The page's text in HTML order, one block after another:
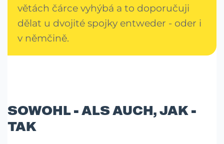
větách čárce vyhýbá a to doporučuji
dělat u dvojité spojky entweder - oder i
v němčině.
SOWOHL - ALS AUCH, JAK -
TAK